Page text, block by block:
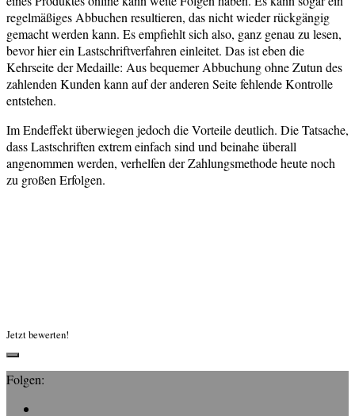
regelmäßiges Abbuchen resultieren, das nicht wieder rückgängig
gemacht werden kann. Es empfiehlt sich also, ganz genau zu lesen,
bevor hier ein Lastschriftverfahren einleitet. Das ist eben die
Kehrseite der Medaille: Aus bequemer Abbuchung ohne Zutun des
zahlenden Kunden kann auf der anderen Seite fehlende Kontrolle
entstehen.
Im Endeffekt überwiegen jedoch die Vorteile deutlich. Die Tatsache,
dass Lastschriften extrem einfach sind und beinahe überall
angenommen werden, verhelfen der Zahlungsmethode heute noch
zu großen Erfolgen.
Jetzt bewerten!
Folgen: